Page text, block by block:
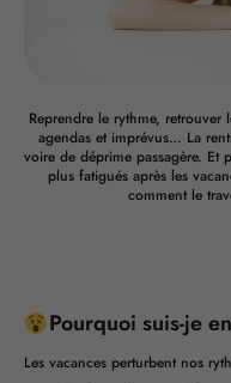
Reprendre le rythme, retrouver
agendas et imprévus… La
voire de déprime passagère. Et
plus fatigués après les
comment le
Pourquoi suis-je
Les vacances perturbent nos